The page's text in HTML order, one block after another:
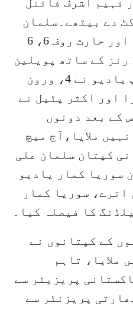
دے بیٹھے۔سلمان
علی آغا 8، محمد نواز اور حارث روف 6، 6
جبکہ حسین طلعت صرف 1 رنز کے ساتھ پویلین
لوٹے۔بھارت کے کلدیپ یادیو نے 4، ورون
اور اکثر پٹیل نے
کے بعد دونوں
ملایا،آج میچ
کپتان سلمان علی
سوریا کمار یادیو
اترے، سوریا کمار
کا فیصلہ کیا۔
کے کپتانوں نے
ملایا، تاہم
پریزیٹر سے
پریزنٹر سے